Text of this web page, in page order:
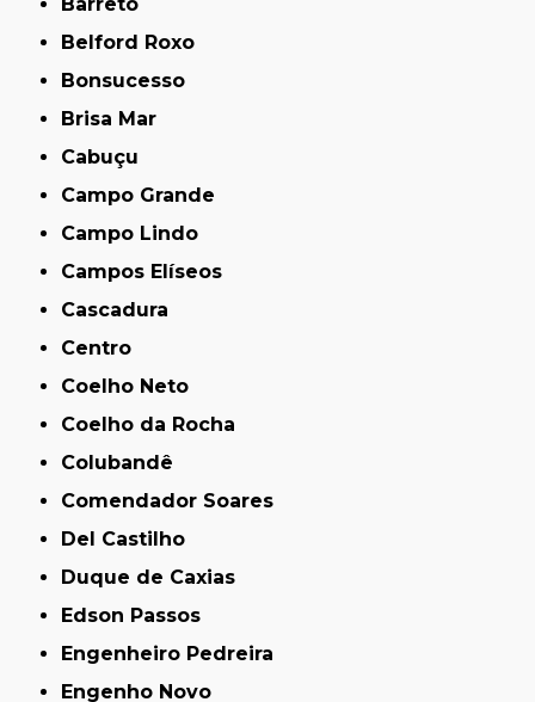
Belford Roxo
Bonsucesso
Brisa Mar
Cabuçu
Campo Grande
Campo Lindo
Campos Elíseos
Cascadura
Centro
Coelho Neto
Coelho da Rocha
Colubandê
Comendador Soares
Del Castilho
Duque de Caxias
Edson Passos
Engenheiro Pedreira
Engenho Novo